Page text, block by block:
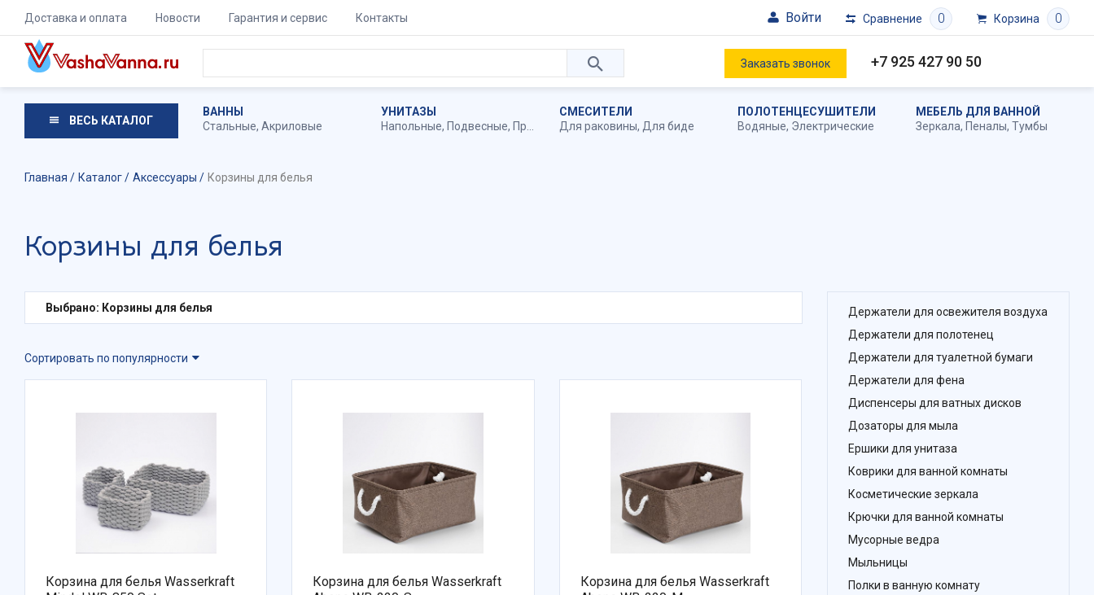
Доставка и оплата Новости Гарантия и сервис Контакты Войти Сравнение 0 Корзина 0
Заказать звонок +7 925 427 90 50
ВЕСЬ КАТАЛОГ
ВАННЫ
Стальные, Акриловые
УНИТАЗЫ
Напольные, Подвесные, Приставные
СМЕСИТЕЛИ
Для раковины, Для биде
ПОЛОТЕНЦЕСУШИТЕЛИ
Водяные, Электрические
МЕБЕЛЬ ДЛЯ ВАННОЙ
Зеркала, Пеналы, Тумбы
Главная Каталог Аксессуары Корзины для белья
Корзины для белья
Выбрано: Корзины для белья
Сортировать по популярности
Корзина для белья Wasserkraft
Корзина для белья Wasserkraft
Корзина для белья Wasserkraft
Держатели для освежителя воздуха
Держатели для полотенец
Держатели для туалетной бумаги
Держатели для фена
Диспенсеры для ватных дисков
Дозаторы для мыла
Ершики для унитаза
Коврики для ванной комнаты
Косметические зеркала
Крючки для ванной комнаты
Мусорные ведра
Мыльницы
Полки в ванную комнату